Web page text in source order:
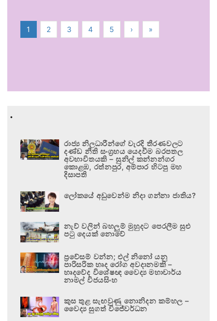
1 2 3 4 5 › »
.
රාජ්‍ය නිලධාරීන්ගේ වැරදි තීරණවලට
දණ්ඩ නීති සංග්‍රහය යෙදවීම බරපතල
අවභාවිතයකි – සුනිල් කන්නන්ගර
කොළඹ, රත්නපුර, අම්පාර හිටපු මහ
දිසාපති
ලෝකයේ අඩුවෙන්ම නිදා ගන්නා ජාතිය?
නැව් වලින් බහලුම් මුහුදට පෙරලීම සුළු
පටු දෙයක් නොවේ
ප්‍රවේසම් වන්න; එල් නිනෝ යනු
පාරිසරික හෘද රෝග අවදානමකි –
හෘදවේද විශේෂඥ වෛද්‍ය මහාචාර්ය
නාමල් විජයසිංහ
කුස තුළ සැඟවුණු නොනිදන කම්හල –
වෛද්‍ය සුගත් විජේවර්ධන